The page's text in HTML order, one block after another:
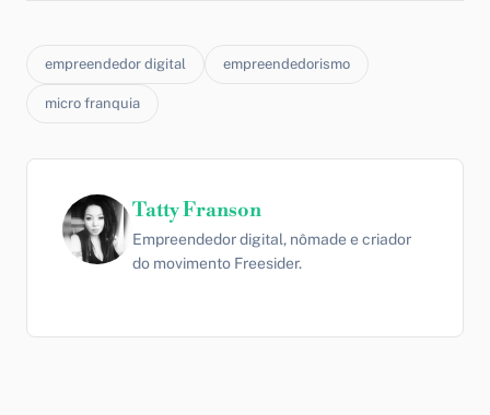
empreendedor digital empreendedorismo
micro franquia
Tatty Franson
Empreendedor digital, nômade e criador
do movimento Freesider.